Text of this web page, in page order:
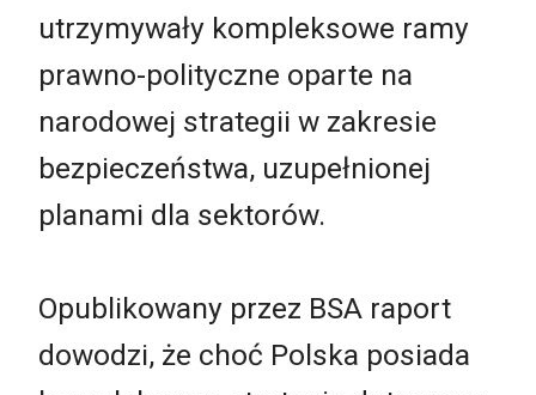
utrzymywały kompleksowe ramy
prawno-polityczne oparte na
narodowej strategii w zakresie
bezpieczeństwa, uzupełnionej
planami dla sektorów.
Opublikowany przez BSA raport
dowodzi, że choć Polska posiada